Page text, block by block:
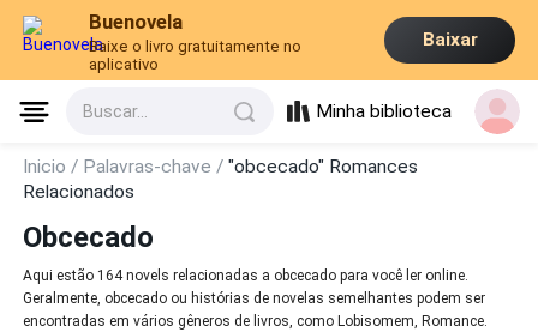
Buenovela
Baixe o livro gratuitamente no
aplicativo
Baixar
Buscar... Minha biblioteca
Inicio / Palavras-chave /"obcecado" Romances
Relacionados
Obcecado
Aqui estão 164 novels relacionadas a obcecado para você ler online.
Geralmente, obcecado ou histórias de novelas semelhantes podem ser
encontradas em vários gêneros de livros, como Lobisomem, Romance.